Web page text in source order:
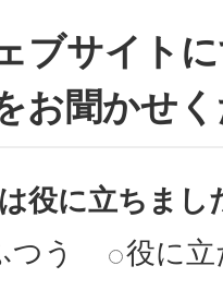
ブサイト
お聞かせ
役に立ちまし
つう 役に